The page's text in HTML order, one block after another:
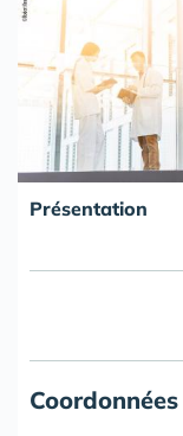
Présentation
Coordonnées